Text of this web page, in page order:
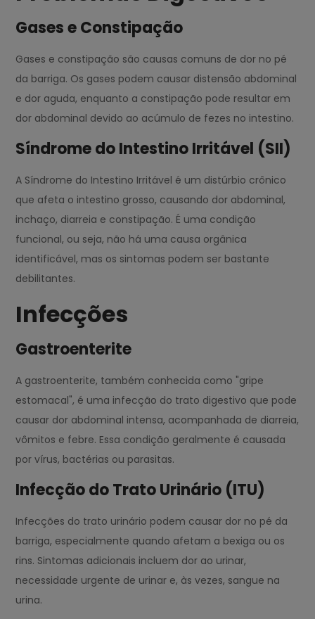
Gases e Constipação
Gases e constipação são causas comuns de dor no pé
da barriga. Os gases podem causar distensão abdominal
e dor aguda, enquanto a constipação pode resultar em
dor abdominal devido ao acúmulo de fezes no intestino.
Síndrome do Intestino Irritável (SII)
A Síndrome do Intestino Irritável é um distúrbio crônico
que afeta o intestino grosso, causando dor abdominal,
inchaço, diarreia e constipação. É uma condição
funcional, ou seja, não há uma causa orgânica
identificável, mas os sintomas podem ser bastante
debilitantes.
Infecções
Gastroenterite
A gastroenterite, também conhecida como "gripe
estomacal", é uma infecção do trato digestivo que pode
causar dor abdominal intensa, acompanhada de diarreia,
vômitos e febre. Essa condição geralmente é causada
por vírus, bactérias ou parasitas.
Infecção do Trato Urinário (ITU)
Infecções do trato urinário podem causar dor no pé da
barriga, especialmente quando afetam a bexiga ou os
rins. Sintomas adicionais incluem dor ao urinar,
necessidade urgente de urinar e, às vezes, sangue na
urina.